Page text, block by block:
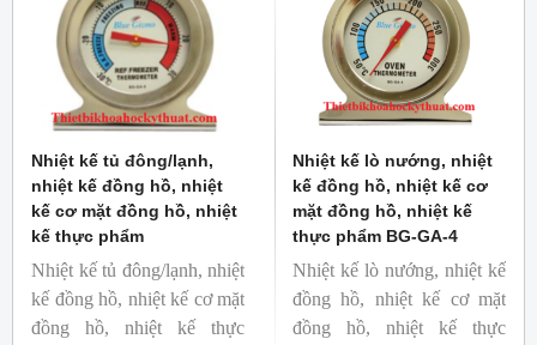
Nhiệt kế tủ đông/lạnh,
nhiệt kế đồng hồ, nhiệt
kế cơ mặt đồng hồ, nhiệt
kế thực phẩm
Nhiệt kế tủ đông/lạnh, nhiệt
kế đồng hồ, nhiệt kế cơ mặt
đồng hồ, nhiệt kế thực
Nhiệt kế lò nướng, nhiệt
kế đồng hồ, nhiệt kế cơ
mặt đồng hồ, nhiệt kế
thực phẩm BG-GA-4
Nhiệt kế lò nướng, nhiệt kế
đồng hồ, nhiệt kế cơ mặt
đồng hồ, nhiệt kế thực